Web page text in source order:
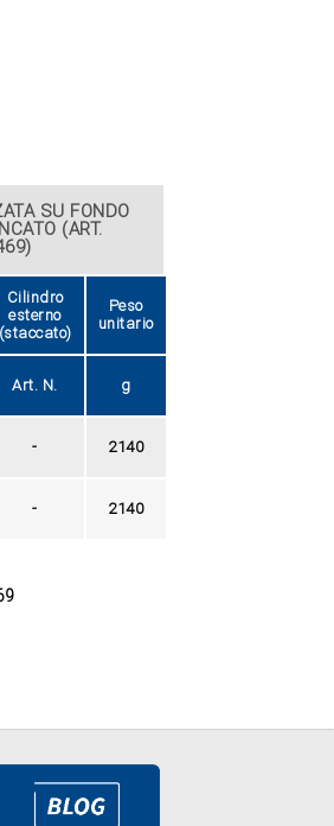
SU FONDO
(ART.
Cilindro
esterno
(staccato)
Peso
unitario
Art. N. g
- 2140
- 2140